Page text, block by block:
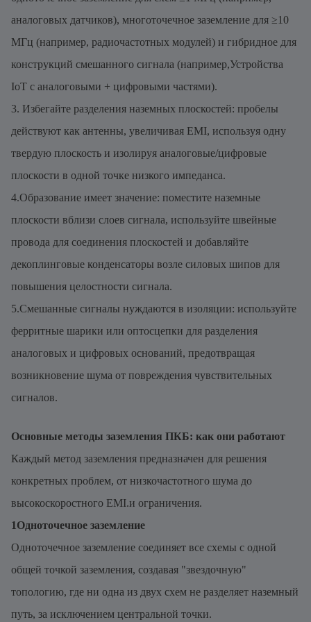
аналоговых датчиков), многоточечное заземление для ≥10
МГц (например, радиочастотных модулей) и гибридное для
конструкций смешанного сигнала (например,Устройства
IoT с аналоговыми + цифровыми частями).
3. Избегайте разделения наземных плоскостей: пробелы
действуют как антенны, увеличивая EMI, используя одну
твердую плоскость и изолируя аналоговые/цифровые
плоскости в одной точке низкого импеданса.
4.Образование имеет значение: поместите наземные
плоскости вблизи слоев сигнала, используйте швейные
провода для соединения плоскостей и добавляйте
декоплинговые конденсаторы возле силовых шипов для
повышения целостности сигнала.
5.Смешанные сигналы нуждаются в изоляции: используйте
ферритные шарики или оптосцепки для разделения
аналоговых и цифровых оснований, предотвращая
возникновение шума от повреждения чувствительных
сигналов.
Основные методы заземления ПКБ: как они работают
Каждый метод заземления предназначен для решения
конкретных проблем, от низкочастотного шума до
высокоскоростного EMI.и ограничения.
1Одноточечное заземление
Одноточечное заземление соединяет все схемы с одной
общей точкой заземления, создавая "звездочную"
топологию, где ни одна из двух схем не разделяет наземный
путь, за исключением центральной точки.